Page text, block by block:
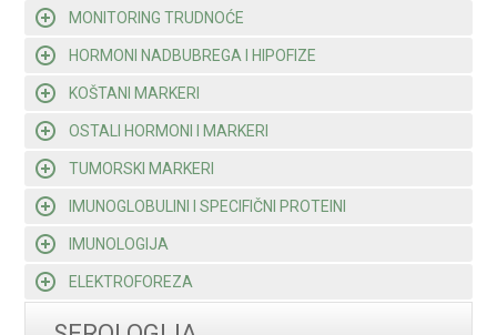
MONITORING TRUDNOĆE
HORMONI NADBUBREGA I HIPOFIZE
KOŠTANI MARKERI
OSTALI HORMONI I MARKERI
TUMORSKI MARKERI
IMUNOGLOBULINI I SPECIFIČNI PROTEINI
IMUNOLOGIJA
ELEKTROFOREZA